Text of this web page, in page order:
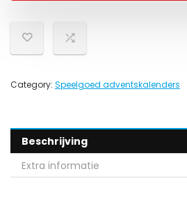
Category: Speelgoed adventskalenders
Beschrijving
Extra informatie